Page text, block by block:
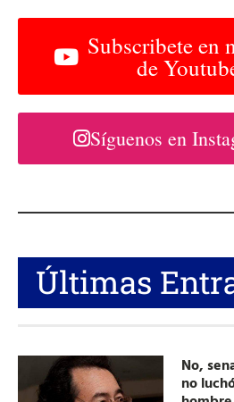
Subscribete en
de
Síguenos en
Últimas
No,
no